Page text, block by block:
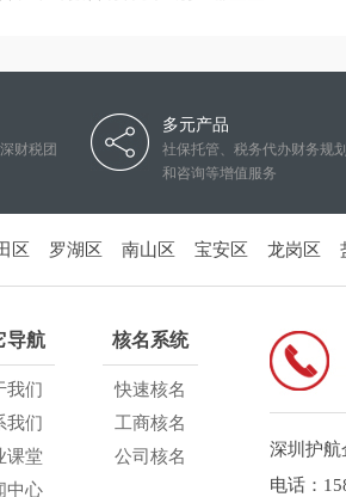
财税团
多元产品
社保托管、税务代办财务规划
和咨询等增值服务
区 罗湖区 南山区 宝安区 龙岗区
导航
我们
我们
课堂
中心
核名系统
快速核名
工商核名
公司核名
深圳护航
电话：